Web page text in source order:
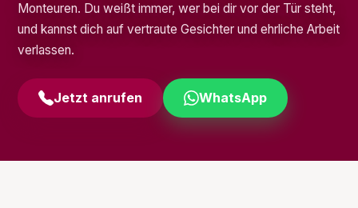
Monteuren. Du weißt immer, wer bei dir vor der Tür steht,
und kannst dich auf vertraute Gesichter und ehrliche Arbeit
verlassen.
Jetzt anrufen WhatsApp